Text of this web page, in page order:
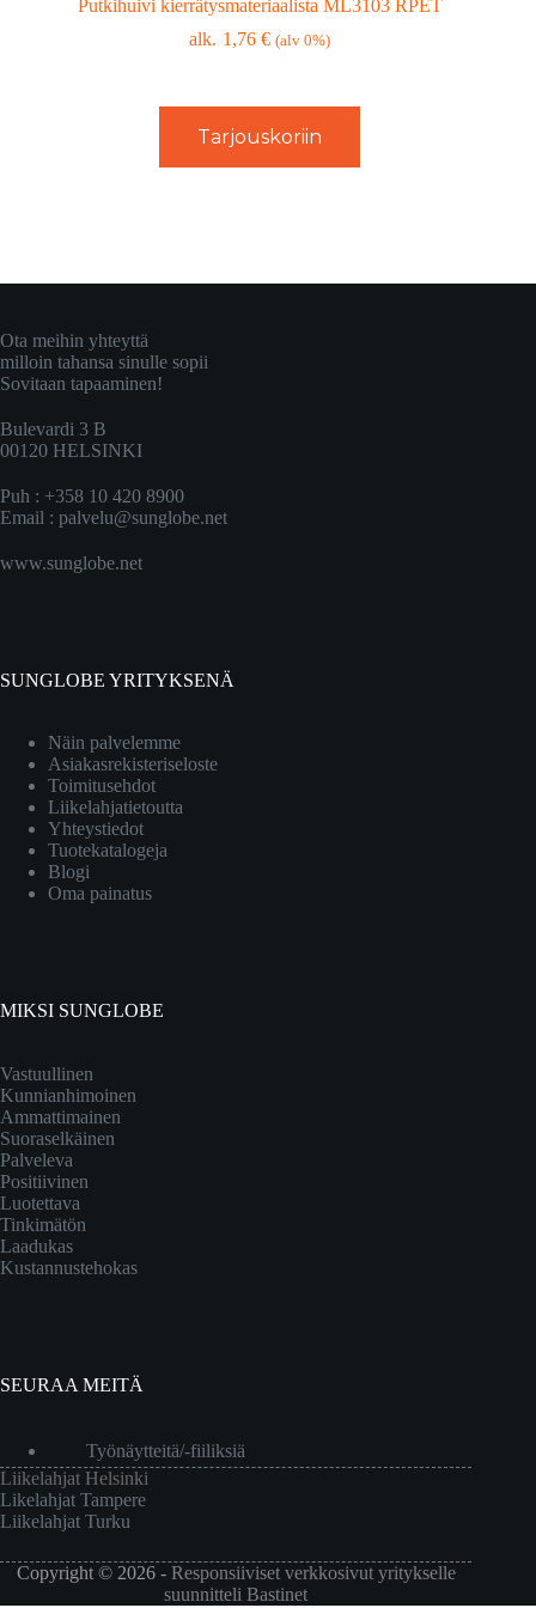
Putkihuivi kierrätysmateriaalista ML3103 RPET
1,76€ (alv 0%)
Tarjouskoriin
Ota meihin yhteyttä
milloin tahansa sinulle sopii
Sovitaan tapaaminen!
Bulevardi 3 B
00120 HELSINKI
Puh : +358 10 420 8900
Email : palvelu@sunglobe.net
www.sunglobe.net
SUNGLOBE YRITYKSENÄ
Näin palvelemme
Asiakasrekisteriseloste
Toimitusehdot
Liikelahjatietoutta
Yhteystiedot
Tuotekatalogeja
Blogi
Oma painatus
MIKSI SUNGLOBE
Vastuullinen
Kunnianhimoinen
Ammattimainen
Suoraselkäinen
Palveleva
Positiivinen
Luotettava
Tinkimätön
Laadukas
Kustannustehokas
SEURAA MEITÄ
Työnäytteitä/-fiiliksiä
Liikelahjat Helsinki
Likelahjat Tampere
Liikelahjat Turku
Copyright © 2026 - Responsiiviset verkkosivut yritykselle
suunnitteli Bastinet